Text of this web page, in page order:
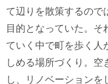
て辺りを散策するので
目的となっていた。そ
ていく中で町を歩く人
しめる場所づくり。空
し、リノベーションを